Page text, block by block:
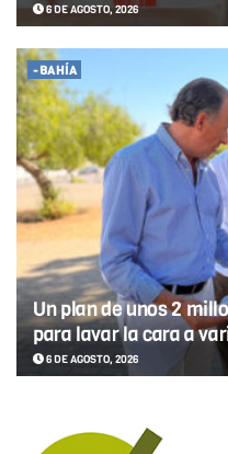
6 DE AGOSTO, 2026
-BAHÍA
Un plan de unos 2
para lavar la cara a
6 DE AGOSTO, 2026